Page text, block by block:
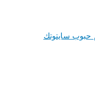
حبوب سايتوتك